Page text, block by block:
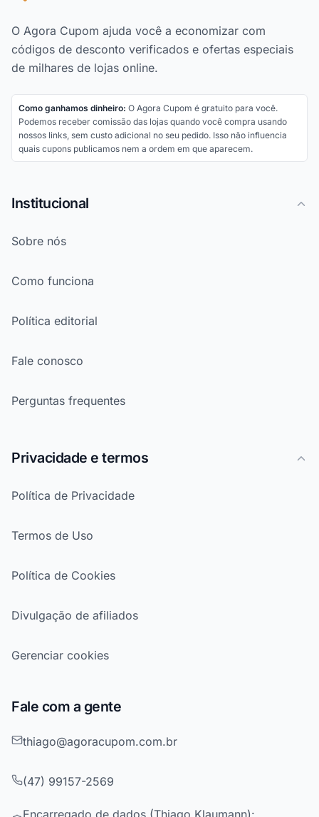
O Agora Cupom ajuda você a economizar com
códigos de desconto verificados e ofertas especiais
de milhares de lojas online.
Como ganhamos dinheiro: O Agora Cupom é gratuito para você.
Podemos receber comissão das lojas quando você compra usando
nossos links, sem custo adicional no seu pedido. Isso não influencia
quais cupons publicamos nem a ordem em que aparecem.
Institucional
Sobre nós
Como funciona
Política editorial
Fale conosco
Perguntas frequentes
Privacidade e termos
Política de Privacidade
Termos de Uso
Política de Cookies
Divulgação de afiliados
Gerenciar cookies
Fale com a gente
thiago@agoracupom.com.br
(47) 99157-2569